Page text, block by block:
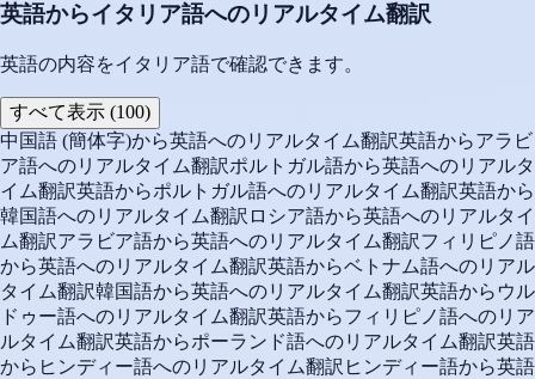
英語からイタリア語へのリアルタイム翻訳
英語の内容をイタリア語で確認できます。
すべて表示 (100)
中国語 (簡体字)から英語へのリアルタイム翻訳英語からアラビ
ア語へのリアルタイム翻訳ポルトガル語から英語へのリアルタ
イム翻訳英語からポルトガル語へのリアルタイム翻訳英語から
韓国語へのリアルタイム翻訳 ロシア語から英語へのリアルタイ
ム翻訳アラビア語から英語へのリアルタイム翻訳フィリピノ語
から英語へのリアルタイム翻訳英語からベトナム語へのリアル
タイム翻訳韓国語から英語へのリアルタイム翻訳英語からウル
ドゥー語へのリアルタイム翻訳英語からフィリピノ語へのリア
ルタイム翻訳英語からポーランド語へのリアルタイム翻訳英語
からヒンディー語へのリアルタイム翻訳 ヒンディー語から英語